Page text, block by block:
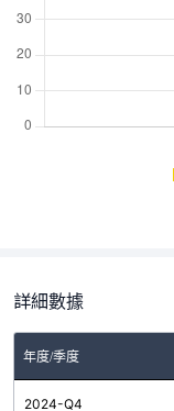
詳細數據
年度/季度
2024-Q4